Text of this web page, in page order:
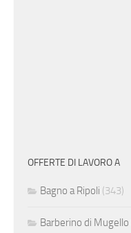
OFFERTE DI LAVORO A
Bagno a Ripoli (343)
Barberino di Mugello